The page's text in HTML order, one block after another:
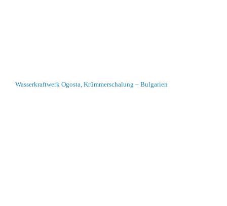
Wasserkraftwerk Ogosta, Krümmerschalung – Bulgarien